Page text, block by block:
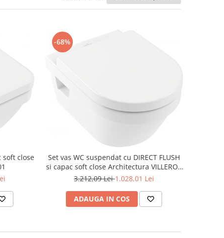
soft close
-68%
Set vas WC suspendat cu DIRECT FLUSH
si capac soft close Architectura VILLEROY
& BOCH
3.212,09 Lei1.028,01 Lei
ADAUGA IN COS